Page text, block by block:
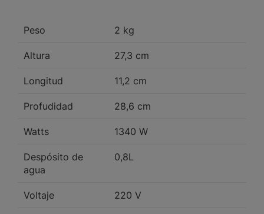
Peso 2 kg
Altura 27,3 cm
Longitud 11,2 cm
Profudidad 28,6 cm
Watts 1340 W
Despósito de
agua
0,8L
Voltaje 220 V